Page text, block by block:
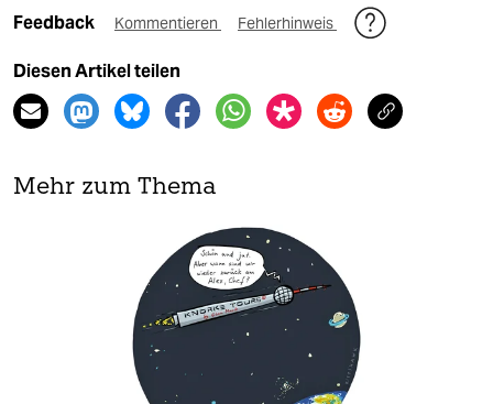
Feedback Kommentieren Fehlerhinweis
Diesen Artikel teilen
Mehr zum Thema